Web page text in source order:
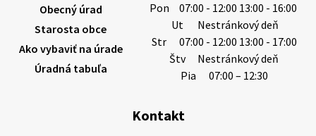
6. augusta 2026 08:12
5. augusta 2026 13:10
Obecný úrad
Starosta obce
Ako vybaviť na úrade
Úradná tabuľa
Pon
07:00 - 12:00 13:00 - 16:00
Ut
Nestránkový deň
Str
07:00 - 12:00 13:00 - 17:00
Štv
Nestránkový deň
Pia
07:00 – 12:30
Kontakt